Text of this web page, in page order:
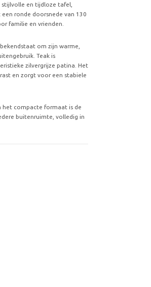
stijlvolle en tijdloze tafel,
ronde doorsnede van 130
familie en vrienden.
om zijn warme,
Teak is
zilvergrijze patina. Het
en zorgt voor een stabiele
het compacte formaat is de
buitenruimte, volledig in